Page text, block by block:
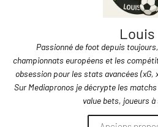
Louis
Passionné de foot depuis
championnats européens et les
obsession pour les stats avancées
Sur Mediapronos je décrypte les
value bets, joueurs